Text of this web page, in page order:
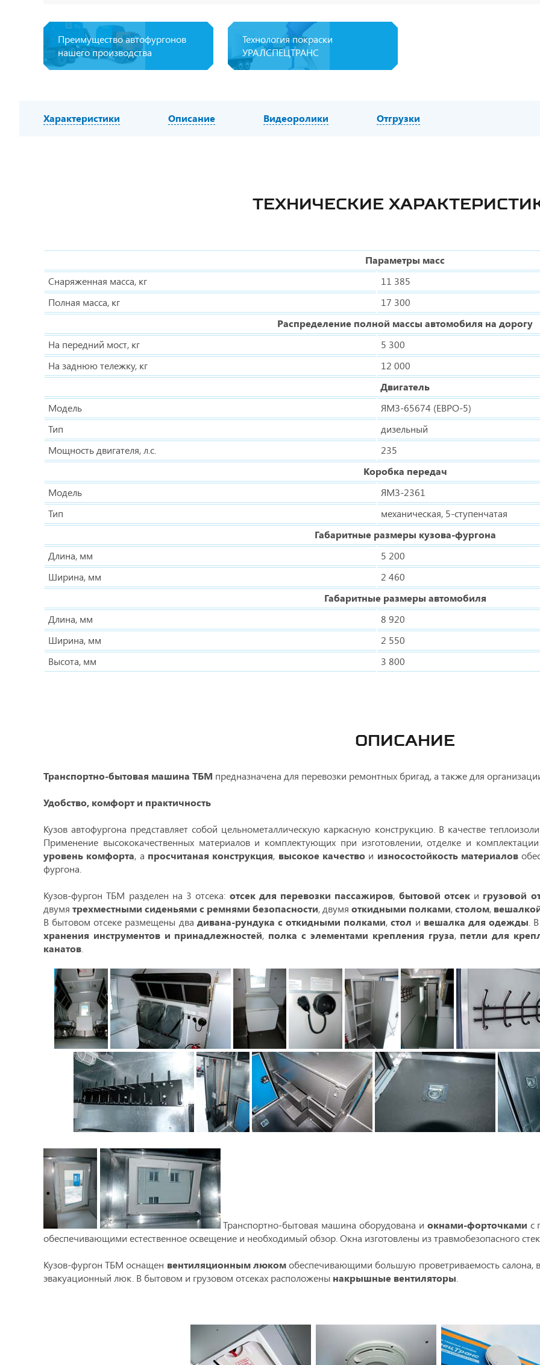
Преимущество автофургонов
нашего производства
Технология покраски
УРАЛСПЕЦТРАНС
Характеристики Описание Видеоролики Отгрузки
ТЕХНИЧЕСКИЕ
Параметры масс
Снаряженная масса, кг
11 385
Полная масса, кг
17 300
Распределение полной массы автомобиля на дорогу
На передний мост, кг
5 300
На заднюю тележку, кг
12 000
Двигатель
Модель
ЯМЗ-65674 (ЕВРО-5)
Тип
дизельный
Мощность двигателя, л.с.
235
Коробка передач
Модель
ЯМЗ-2361
Тип
механическая, 5-ступенчатая
Габаритные размеры кузова-фургона
Длина, мм
5 200
Ширина, мм
2 460
Габаритные размеры автомобиля
Длина, мм
8 920
Ширина, мм
2 550
Высота, мм
3 800
ОПИСАНИЕ
Транспортно-бытовая машина ТБМ предназначена для перевозки ремонтных бригад, а также для
Удобство, комфорт и практичность
Кузов автофургона представляет собой цельнометаллическую каркасную конструкцию. В качестве
Применение высококачественных материалов и комплектующих при изготовлении, отделке и
уровень комфорта, а просчитаная конструкция, высокое качество и износостойкость материалов
фургона.
Кузов-фургон ТБМ разделен на 3 отсека: отсек для перевозки пассажиров, бытовой отсеки грузовой
двумя трехместными сиденьями с ремнями безопасности, двумя откидными полками,столом,
В бытовом отсеке размещены два дивана-рундука с откидными полками,стол и вешалка для одежды .
хранения инструментов и принадлежностей, полка с элементами крепления груза, петли для
канатов
Транспортно-бытовая машина оборудована и окнами-форточками с
обеспечивающими естественное освещение и необходимый обзор. Окна изготовлены из травмобезопасного
Кузов-фургон ТБМ оснащен вентиляционным люкомобеспечивающими большую проветриваемость салона,
эвакуационный люк. В бытовом и грузовом отсеках расположены накрышные вентиляторы